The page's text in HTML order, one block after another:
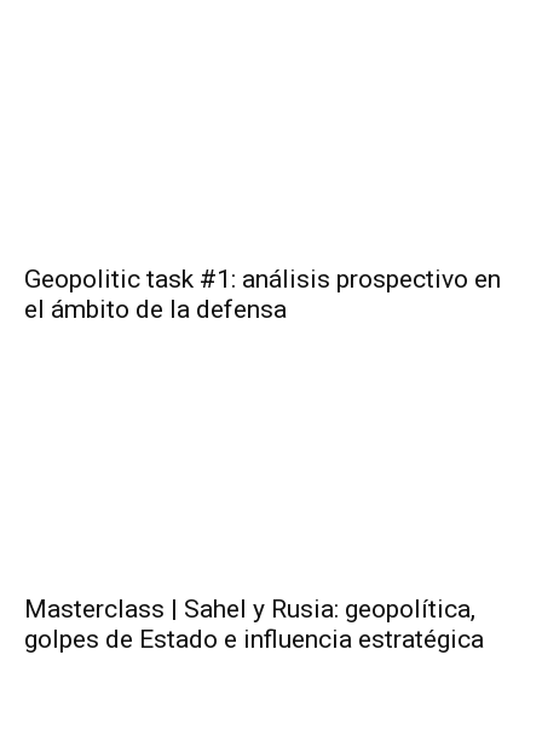
Geopolitic task #1: análisis prospectivo en
el ámbito de la defensa
Masterclass | Sahel y Rusia: geopolítica,
golpes de Estado e influencia estratégica